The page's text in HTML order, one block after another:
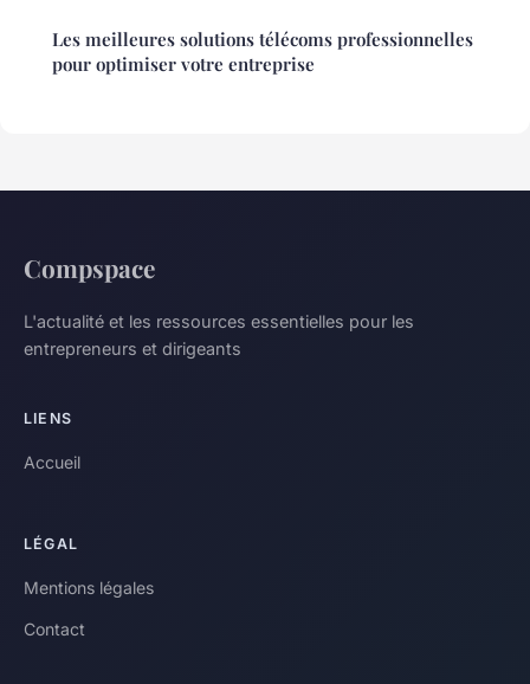
Les meilleures solutions télécoms professionnelles
pour optimiser votre entreprise
Compspace
L'actualité et les ressources essentielles pour les
entrepreneurs et dirigeants
LIENS
Accueil
LÉGAL
Mentions légales
Contact